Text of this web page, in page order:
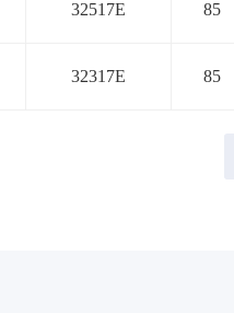
32517E 85
32317E 85